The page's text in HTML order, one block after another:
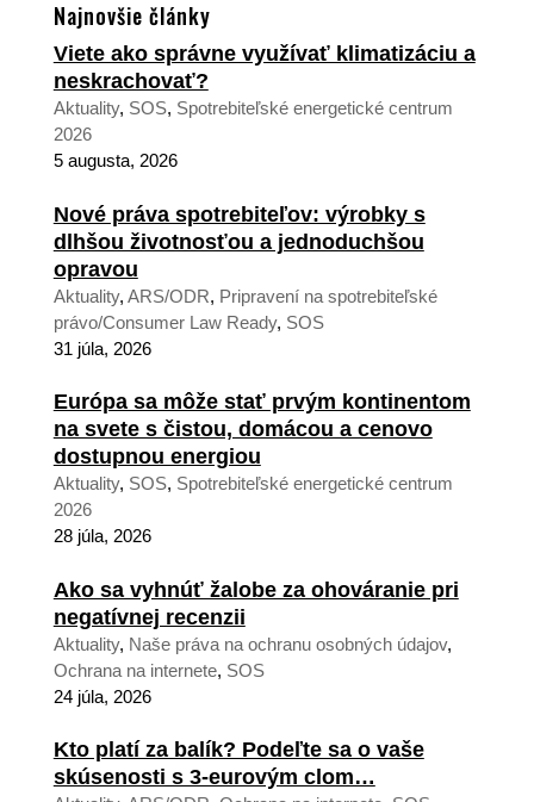
Najnovšie články
Viete ako správne využívať klimatizáciu a
neskrachovať?
Aktuality, SOS, Spotrebiteľské energetické centrum
2026
5 augusta, 2026
Nové práva spotrebiteľov: výrobky s
dlhšou životnosťou a jednoduchšou
opravou
Aktuality, ARS/ODR, Pripravení na spotrebiteľské
právo/Consumer Law Ready, SOS
31 júla, 2026
Európa sa môže stať prvým kontinentom
na svete s čistou, domácou a cenovo
dostupnou energiou
Aktuality, SOS, Spotrebiteľské energetické centrum
2026
28 júla, 2026
Ako sa vyhnúť žalobe za ohováranie pri
negatívnej recenzii
Aktuality, Naše práva na ochranu osobných údajov,
Ochrana na internete, SOS
24 júla, 2026
Kto platí za balík? Podeľte sa o vaše
skúsenosti s 3-eurovým clom…